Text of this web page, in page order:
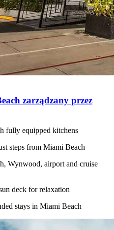
zarządzany przez
fully equipped kitchens
steps from Miami Beach
Wynwood, airport and cruise
deck for relaxation
stays in Miami Beach